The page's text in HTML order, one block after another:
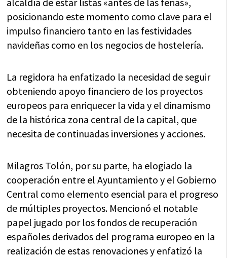
posicionando este momento como clave para el
impulso financiero tanto en las festividades
navideñas como en los negocios de hostelería.
La regidora ha enfatizado la necesidad de seguir
obteniendo apoyo financiero de los proyectos
europeos para enriquecer la vida y el dinamismo
de la histórica zona central de la capital, que
necesita de continuadas inversiones y acciones.
Milagros Tolón, por su parte, ha elogiado la
cooperación entre el Ayuntamiento y el Gobierno
Central como elemento esencial para el progreso
de múltiples proyectos. Mencionó el notable
papel jugado por los fondos de recuperación
españoles derivados del programa europeo en la
realización de estas renovaciones y enfatizó la